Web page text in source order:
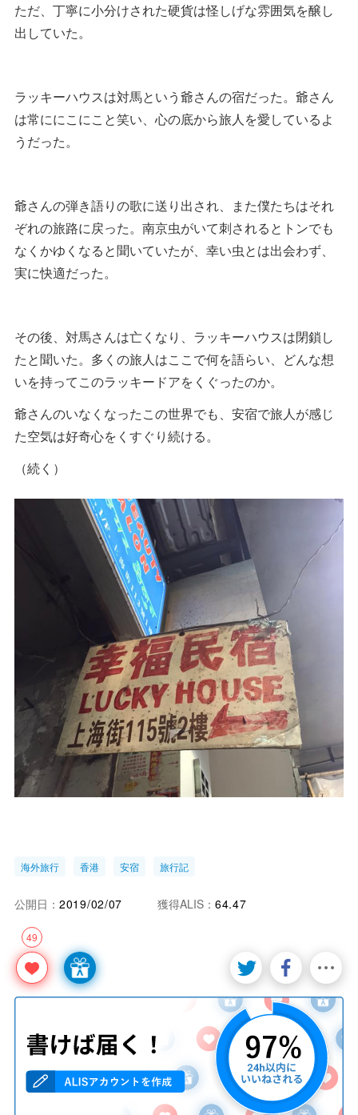
ただ、丁寧に小分けされた硬貨は怪しげな雰囲気を醸し
出していた。
ラッキーハウスは対馬という爺さんの宿だった。爺さん
は常ににこにこと笑い、心の底から旅人を愛しているよ
うだった。
爺さんの弾き語りの歌に送り出され、また僕たちはそれ
ぞれの旅路に戻った。南京虫がいて刺されるとトンでも
なくかゆくなると聞いていたが、幸い虫とは出会わず、
実に快適だった。
その後、対馬さんは亡くなり、ラッキーハウスは閉鎖し
たと聞いた。多くの旅人はここで何を語らい、どんな想
いを持ってこのラッキードアをくぐったのか。
爺さんのいなくなったこの世界でも、安宿で旅人が感じ
た空気は好奇心をくすぐり続ける。
（続く）
海外旅行 香港 安宿 旅行記
49
公開日： 2019/02/07 獲得ALIS： 64.47